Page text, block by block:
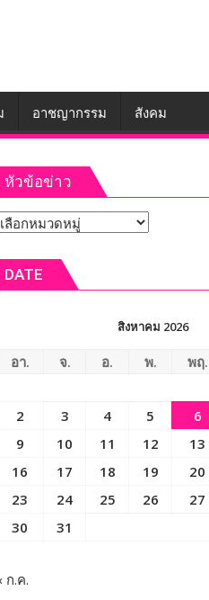
อาชญากรรม สังคม
หัวข้อข่าว
หัวข้อ
DATE
สิงหาคม 2026
อา. จ. อ. พ. พฤ.
2
3 4 5 6
9
10 11 12 13
16
17 18 19 20
23
24 25 26 27
30
31
ก.ค.